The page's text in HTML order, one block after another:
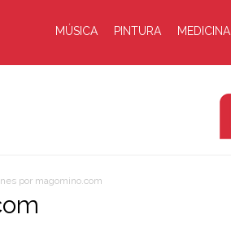
MÚSICA PINTURA MEDICINA
por magomino.com